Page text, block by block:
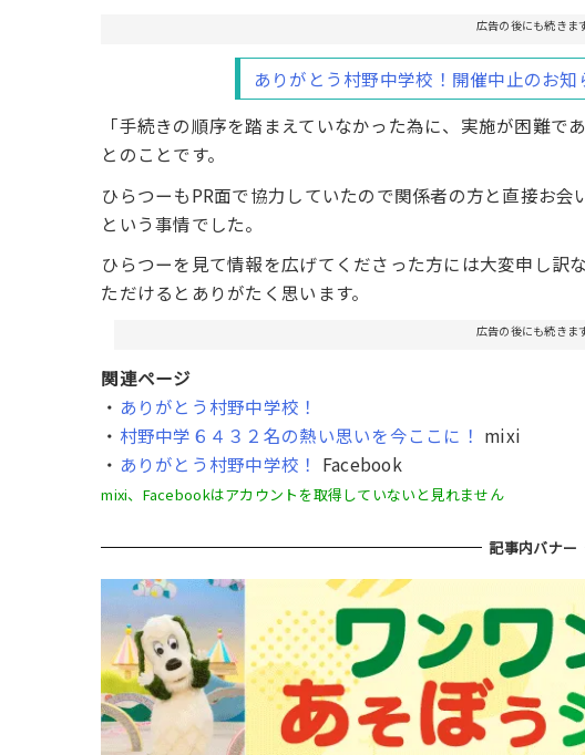
広告の後にも続きま
ありがとう村野中学校！開催中止のお知
「手続きの順序を踏まえていなかった為に、実施が困難で
とのことです。
ひらつーもPR面で協力していたので関係者の方と直接お
という事情でした。
ひらつーを見て情報を広げてくださった方には大変申し訳
ただけるとありがたく思います。
広告の後にも続きま
関連ページ
・ ありがとう村野中学校！
・ 村野中学６４３２名の熱い思いを今ここに！ mixi
・ ありがとう村野中学校！ Facebook
mixi、Facebookはアカウントを取得していないと見れません
記事内バナー